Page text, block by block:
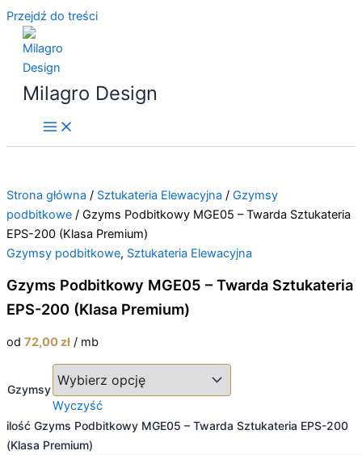
Przejdź do treści
Milagro Design
Strona główna / Sztukateria Elewacyjna / Gzymsy
podbitkowe / Gzyms Podbitkowy MGE05 – Twarda Sztukateria
EPS-200 (Klasa Premium)
Gzymsy podbitkowe, Sztukateria Elewacyjna
Gzyms Podbitkowy MGE05 – Twarda Sztukateria
EPS-200 (Klasa Premium)
od 72,00zł / mb
Gzymsy
Wyczyść
ilość Gzyms Podbitkowy MGE05 – Twarda Sztukateria EPS-200
(Klasa Premium)